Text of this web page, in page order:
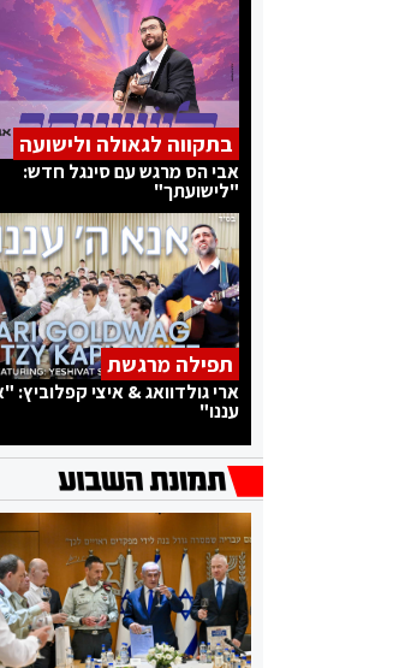
בתקווה לגאולה ולישועה
אבי הס מרגש עם סינגל חדש:
"לישועתך"
תפילה מרגשת
ארי גולדוואג & איצי קפלוביץ:
עננו"